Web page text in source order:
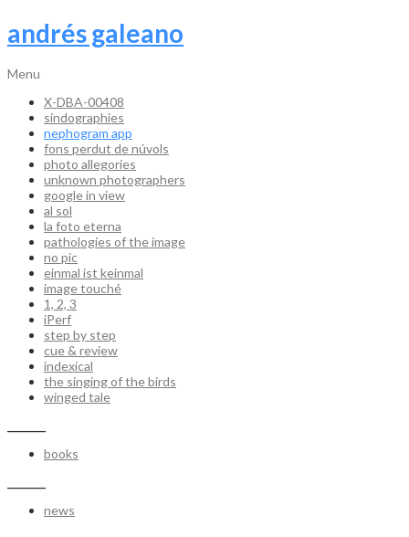
andrés galeano
Menu
X-DBA-00408
sindographies
nephogram app
fons perdut de núvols
photo allegories
unknown photographers
google in view
al sol
la foto eterna
pathologies of the image
no pic
einmal ist keinmal
image touché
1, 2, 3
iPerf
step by step
cue & review
indexical
the singing of the birds
winged tale
books
news